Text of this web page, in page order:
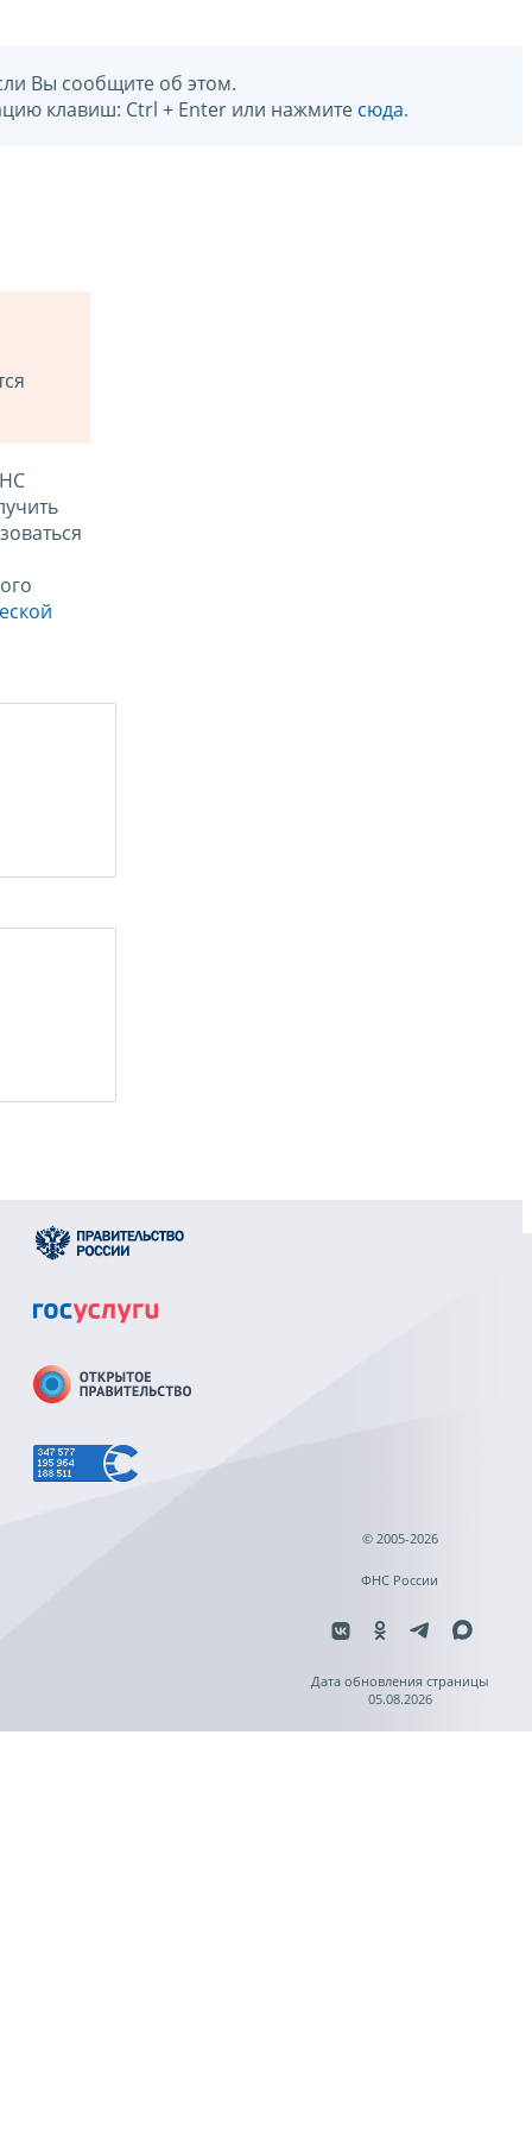
Вы сообщите об этом.
клавиш: Ctrl + Enter или нажмите сюда.
© 2005-2026
ФНС России
Дата обновления страницы
05.08.2026